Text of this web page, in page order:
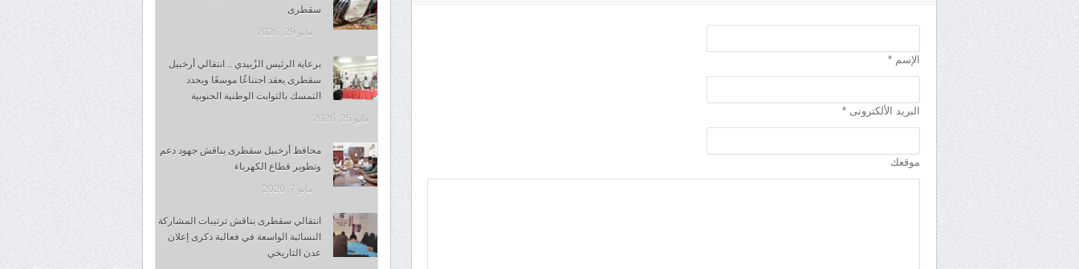
الإسم *
البريد الألكترونى *
موقعك
سقطرى
مايو 29, 2026
برعاية الرئيس الزُبيدي .. انتقالي أرخبيل
سقطرى يعقد اجتناعُا موسعًا ويجدد
التمسك بالثوابت الوطنية الجنوبية
مايو 25, 2026
محافظ أرخبيل سقطرى يناقش جهود دعم
وتطوير قطاع الكهرباء
مايو 7, 2026
انتقالي سقطرى يناقش ترتيبات المشاركة
النسائية الواسعة في فعالية ذكرى إعلان
عدن التاريخي